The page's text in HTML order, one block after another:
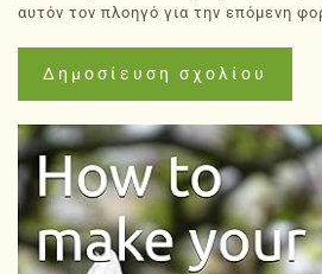
αυτόν τον πλοηγό για την επόμενη
Δημοσίευση σχολίου